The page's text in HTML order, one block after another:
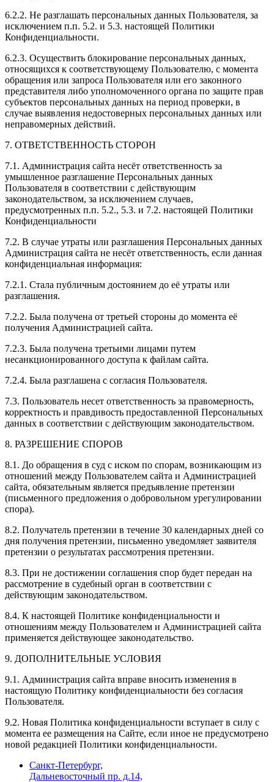
6.2.2. Не разглашать персональных данных Пользователя, за
исключением п.п. 5.2. и 5.3. настоящей Политики
Конфиденциальности.
6.2.3. Осуществить блокирование персональных данных,
относящихся к соответствующему Пользователю, с момента
обращения или запроса Пользователя или его законного
представителя либо уполномоченного органа по защите прав
субъектов персональных данных на период проверки, в
случае выявления недостоверных персональных данных или
неправомерных действий.
7. ОТВЕТСТВЕННОСТЬ СТОРОН
7.1. Администрация сайта несёт ответственность за
умышленное разглашение Персональных данных
Пользователя в соответствии с действующим
законодательством, за исключением случаев,
предусмотренных п.п. 5.2., 5.3. и 7.2. настоящей Политики
Конфиденциальности
7.2. В случае утраты или разглашения Персональных данных
Администрация сайта не несёт ответственность, если данная
конфиденциальная информация:
7.2.1. Стала публичным достоянием до её утраты или
разглашения.
7.2.2. Была получена от третьей стороны до момента её
получения Администрацией сайта.
7.2.3. Была получена третьими лицами путем
несанкционированного доступа к файлам сайта.
7.2.4. Была разглашена с согласия Пользователя.
7.3. Пользователь несет ответственность за правомерность,
корректность и правдивость предоставленной Персональных
данных в соответствии с действующим законодательством.
8. РАЗРЕШЕНИЕ СПОРОВ
8.1. До обращения в суд с иском по спорам, возникающим из
отношений между Пользователем сайта и Администрацией
сайта, обязательным является предъявление претензии
(письменного предложения о добровольном урегулировании
спора).
8.2. Получатель претензии в течение 30 календарных дней со
дня получения претензии, письменно уведомляет заявителя
претензии о результатах рассмотрения претензии.
8.3. При не достижении соглашения спор будет передан на
рассмотрение в судебный орган в соответствии с
действующим законодательством.
8.4. К настоящей Политике конфиденциальности и
отношениям между Пользователем и Администрацией сайта
применяется действующее законодательство.
9. ДОПОЛНИТЕЛЬНЫЕ УСЛОВИЯ
9.1. Администрация сайта вправе вносить изменения в
настоящую Политику конфиденциальности без согласия
Пользователя.
9.2. Новая Политика конфиденциальности вступает в силу с
момента ее размещения на Сайте, если иное не предусмотрено
новой редакцией Политики конфиденциальности.
Санкт-Петербург,
Дальневосточный пр. д.14,